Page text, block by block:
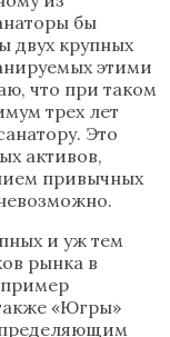
бы
двух крупных
этими
что при таком
трех лет
Это
активов,
привычных
и уж тем
рынка в
«Югры»